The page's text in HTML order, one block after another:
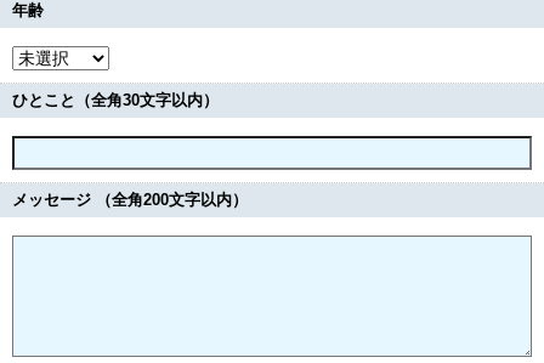
年齢
ひとこと（全角30文字以内）
メッセージ （全角200文字以内）